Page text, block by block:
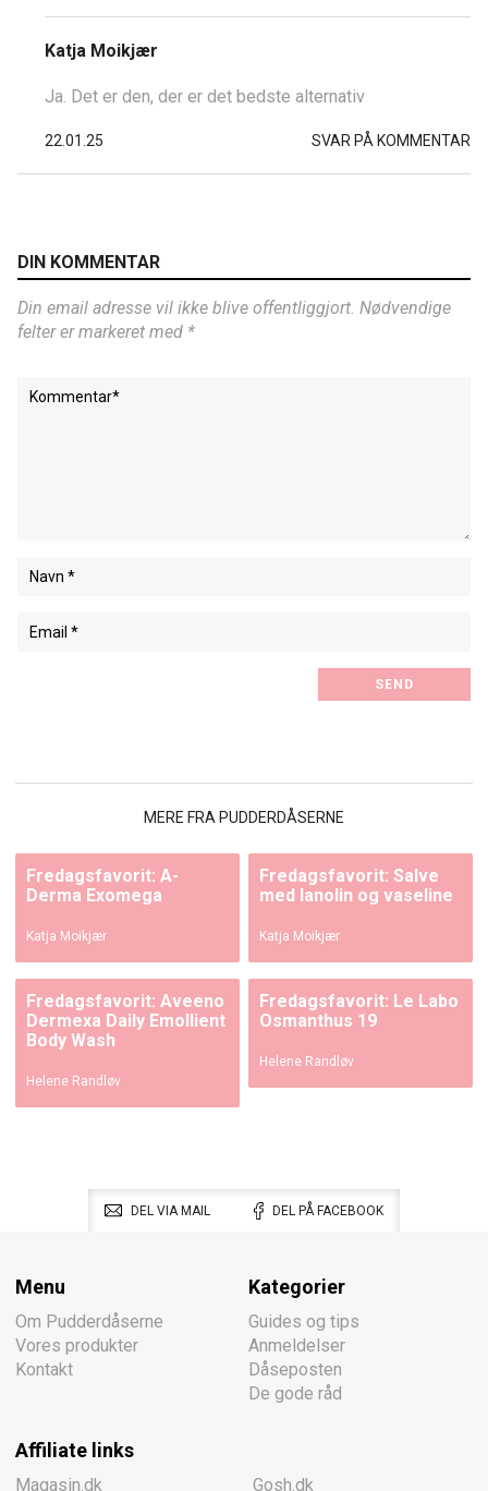
Katja Moikjær
Ja. Det er den, der er det bedste alternativ
22.01.25 SVAR PÅ KOMMENTAR
DIN KOMMENTAR
Din email adresse vil ikke blive offentliggjort. Nødvendige
felter er markeret med *
MERE FRA PUDDERDÅSERNE
Fredagsfavorit: A-
Derma Exomega
Katja Moikjær
Fredagsfavorit: Salve
med lanolin og vaseline
Katja Moikjær
Fredagsfavorit: Aveeno
Dermexa Daily Emollient
Body Wash
Helene Randløv
Fredagsfavorit: Le Labo
Osmanthus 19
Helene Randløv
DEL VIA MAIL DEL PÅ FACEBOOK
Menu
Om Pudderdåserne
Vores produkter
Kontakt
Kategorier
Guides og tips
Anmeldelser
Dåseposten
De gode råd
Affiliate links
Magasin.dk Gosh.dk